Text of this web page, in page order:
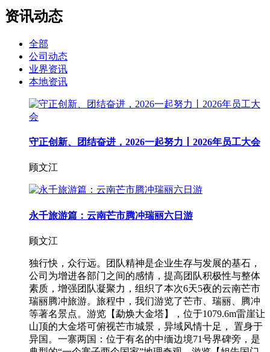
资讯动态
全部
公司动态
业界资讯
本地资讯
守正创新、团结奋进，2026一起努力丨2026年员工大会
顾文江
永千旅游篇：云南芒市腾冲瑞丽六日游
顾文江
独行快，众行远。团队精神是企业生存与发展的基石，
公司为增进各部门之间的感情，提高团队积极性与整体
素质，增强团队凝聚力，组织了本次6天5夜的云南芒市
瑞丽腾冲旅游。旅程中，我们游览了芒市、瑞丽、腾冲
等著名景点。游览【勐焕大金塔】，位于1079.6m雷崖让
山顶的大金塔可俯视芒市城景，异域风情十足， 置身于
异国。一寨两国：位于有名的中缅边境71号界碑旁，是